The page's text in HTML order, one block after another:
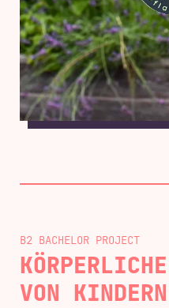
B2 BACHELOR
VON